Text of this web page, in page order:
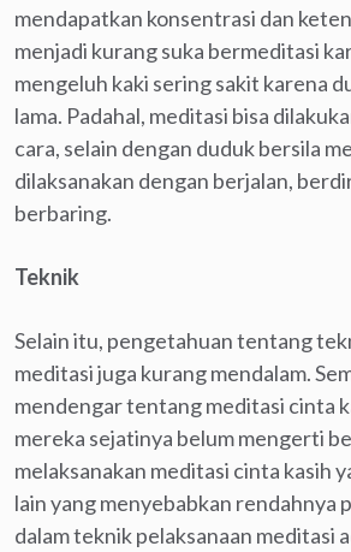
mendapatkan konsentrasi dan
menjadi kurang suka bermeditasi
mengeluh kaki sering sakit karena
lama. Padahal, meditasi bisa
cara, selain dengan duduk bersila
dilaksanakan dengan berjalan,
berbaring.
Teknik
Selain itu, pengetahuan tentang
meditasi juga kurang mendalam.
mendengar tentang meditasi cinta
mereka sejatinya belum mengerti
melaksanakan meditasi cinta kasih
lain yang menyebabkan rendahnya
dalam teknik pelaksanaan meditasi